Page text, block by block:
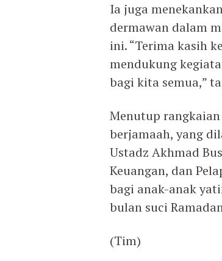
Ia juga
dermawan dalam
ini. “Terima kasih
mendukung
bagi kita semua,”
Menutup
berjamaah, yang
Ustadz Akhmad
Keuangan, dan
bagi anak-anak
bulan suci
(Tim)